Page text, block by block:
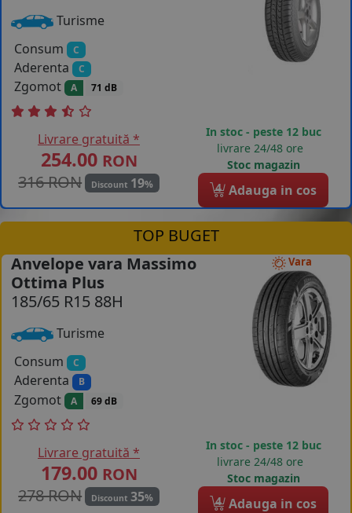
Turisme
Consum
C
Aderenta C
Zgomot A 71 dB
Livrare gratuită *
254.00 RON
316 RON
Discount 19%
In stoc - peste 12 buc
livrare 24/48 ore
Stoc magazin
4 Adauga in cos
TOP BUGET
Vara
Anvelope vara Massimo
Ottima Plus
185/65 R15 88H
Turisme
Consum
C
Aderenta B
Zgomot A 69 dB
Livrare gratuită *
179.00 RON
278 RON
Discount 35%
In stoc - peste 12 buc
livrare 24/48 ore
Stoc magazin
4 Adauga in cos